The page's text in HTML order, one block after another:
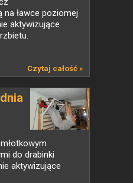
na ławce poziomej
aktywizujące
Czytaj całość »
do drabinki
aktywizujące